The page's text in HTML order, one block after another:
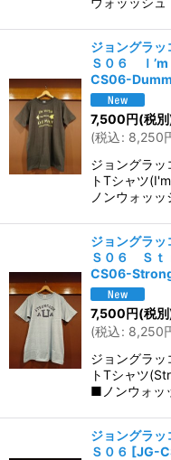
ジョングラ
Ｓ０６ Ｉ
CS06-
7,500円(税
(税込: 8,250
ジョングラ
トTシャツ
ノンウォッッ
ジョングラ
Ｓ０６ Ｓｔ
CS06-
7,500円(税
(税込: 8,250
ジョングラ
トTシャツ
■ノンウォッ
ジョングラ
Ｓ０６ [JG-